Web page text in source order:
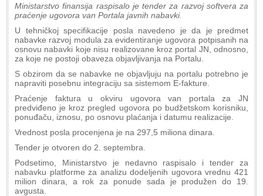
Ministarstvo finansija raspisalo je tender za razvoj softvera za
praćenje ugovora van Portala javnih nabavki.
U tehničkoj specifikacije posla navedeno je da je predmet
nabavke razvoj modula za evidentiranje ugovora potpisanih na
osnovu nabavki koje nisu realizovane kroz portal JN, odnosno,
za koje ne postoji obaveza objavljivanja na Portalu.
S obzirom da se nabavke ne objavljuju na portalu potrebno je
napraviti posebnu integraciju sa sistemom E-fakture.
Praćenje faktura u okviru ugovora van portala za JN
predviđeno je kroz pregled ugovora po budžetskom korisniku,
ponuđaču, iznosu, po osnovu plaćanja i datumu realizacije.
Vrednost posla procenjena je na 297,5 miliona dinara.
Tender je otvoren do 2. septembra.
Podsetimo, Ministarstvo je nedavno raspisalo i tender za
nabavku platforme za analizu dodeljenih ugovora vrednu 421
milion dinara, a rok za ponude sada je produžen do 19.
avgusta.